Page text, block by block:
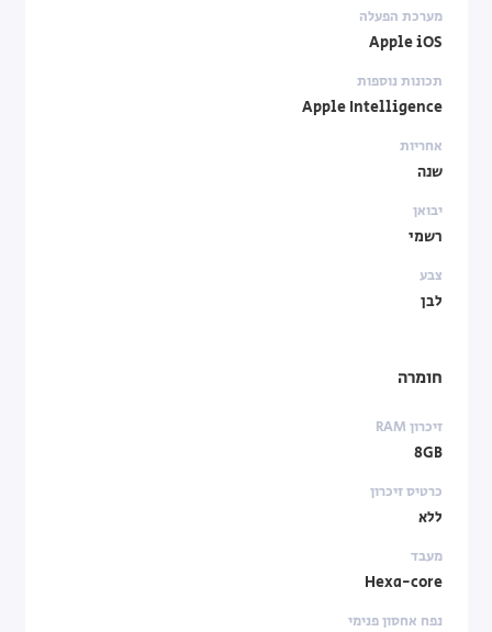
מערכת הפעלה
Apple iOS
תכונות נוספות
Apple Intelligence
אחריות
שנה
יבואן
רשמי
צבע
לבן
חומרה
זיכרון RAM
8GB
כרטיס זיכרון
ללא
מעבד
Hexa-core
נפח אחסון פנימי